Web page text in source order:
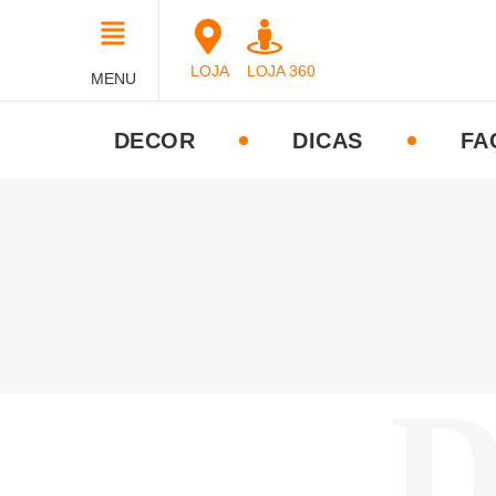
MENU LOJA LOJA 360
DECOR DICAS